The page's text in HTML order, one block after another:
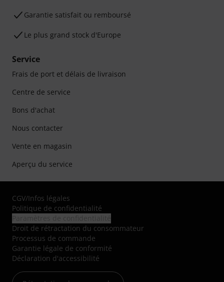
Garantie satisfait ou remboursé
Le plus grand stock d'Europe
Service
Frais de port et délais de livraison
Centre de service
Bons d'achat
Nous contacter
Vente en magasin
Aperçu du service
CGV/Infos légales
Politique de confidentialité
Droit de rétractation du consommateur
Processus de commande
Garantie légale de conformité
Déclaration d'accessibilité